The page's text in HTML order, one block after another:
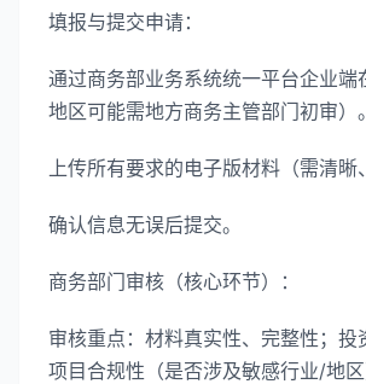
填报与提交申请：
通过商务部业务系统统一平台企业端
地区可能需地方商务主管部门初审）。
上传所有要求的电子版材料（需清晰
确认信息无误后提交。
商务部门审核（核心环节）：
审核重点：材料真实性、完整性；投
项目合规性（是否涉及敏感行业/地